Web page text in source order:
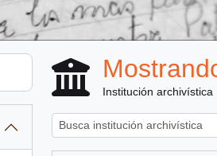
Institución archivística